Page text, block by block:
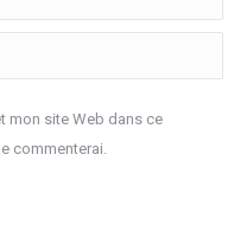
mon site Web dans ce
commenterai.